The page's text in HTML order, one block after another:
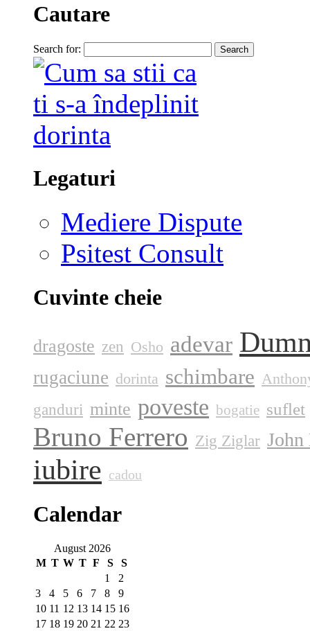
Cautare
Search for:
Legaturi
Mediere Dispute
Psitest Consult
Cuvinte cheie
dragoste zen Osho adevar
rugaciune dorinta schimbare
ganduri minte poveste bogatie suflet
Bruno Ferrero Zig Ziglar
iubire cadou
Calendar
August 2026
M T W T F S
S
1
2
3
4 5 6 7 8
9
10 11 12 13 14 15 16
17 18 19 20 21 22 23